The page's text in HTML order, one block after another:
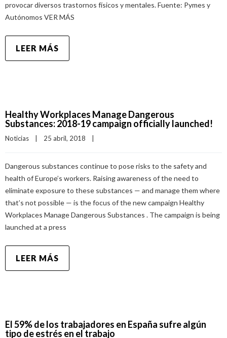
provocar diversos trastornos físicos y mentales. Fuente: Pymes y
Autónomos VER MÁS
LEER MÁS
Healthy Workplaces Manage Dangerous
Substances: 2018-19 campaign officially launched!
Noticias 25 abril, 2018
Dangerous substances continue to pose risks to the safety and
health of Europe’s workers. Raising awareness of the need to
eliminate exposure to these substances — and manage them where
that’s not possible — is the focus of the new campaign Healthy
Workplaces Manage Dangerous Substances . The campaign is being
launched at a press
LEER MÁS
El 59% de los trabajadores en España sufre algún
tipo de estrés en el trabajo